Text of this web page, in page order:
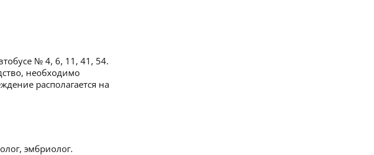
№ 4, 6, 11, 41, 54.
необходимо
располагается на
эмбриолог.